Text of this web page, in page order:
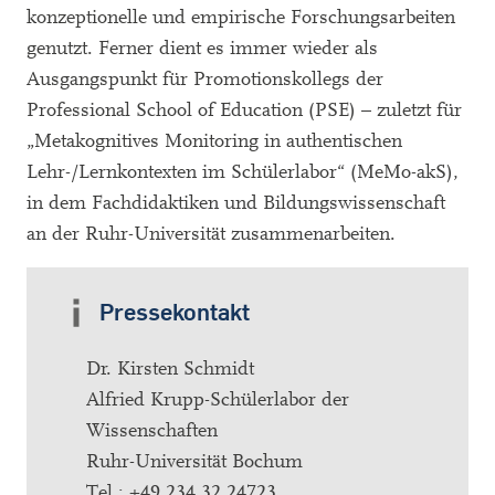
konzeptionelle und empirische Forschungsarbeiten
genutzt. Ferner dient es immer wieder als
Ausgangspunkt für Promotionskollegs der
Professional School of Education (PSE) – zuletzt für
„Metakognitives Monitoring in authentischen
Lehr-/Lernkontexten im Schülerlabor“ (MeMo-akS),
in dem Fachdidaktiken und Bildungswissenschaft
an der Ruhr-Universität zusammenarbeiten.
Pressekontakt
Dr. Kirsten Schmidt
Alfried Krupp-Schülerlabor der
Wissenschaften
Ruhr-Universität Bochum